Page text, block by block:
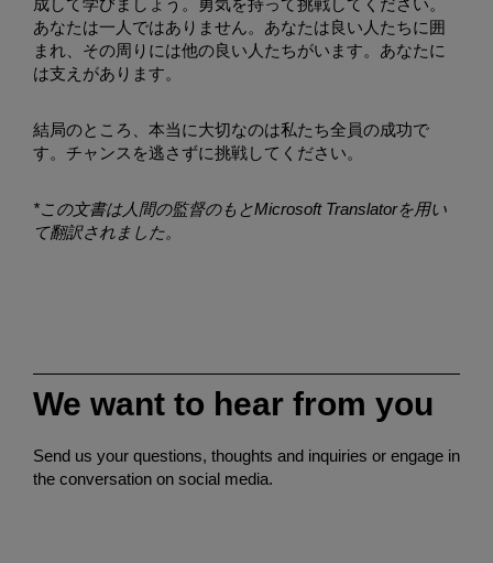
あなたは一人ではありません。あなたは良い人たちに囲
まれ、その周りには他の良い人たちがいます。あなたに
は支えがあります。
結局のところ、本当に大切なのは私たち全員の成功で
す。チャンスを逃さずに挑戦してください。
*この文書は人間の監督のもとMicrosoft Translatorを用い
て翻訳されました。
We want to hear from you
Send us your questions, thoughts and inquiries or engage in
the conversation on social media.